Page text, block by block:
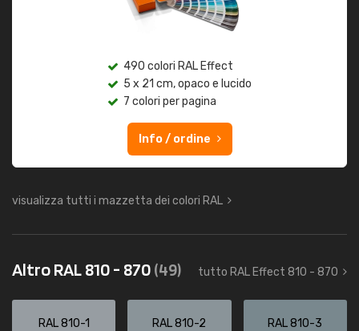
490 colori RAL Effect
5 x 21 cm, opaco e lucido
7 colori per pagina
Info / ordine
visualizza tutti i mazzetta dei colori RAL
Altro RAL 810 - 870(49) tutto RAL Effect 810 - 870
RAL 810-1 RAL 810-2 RAL 810-3